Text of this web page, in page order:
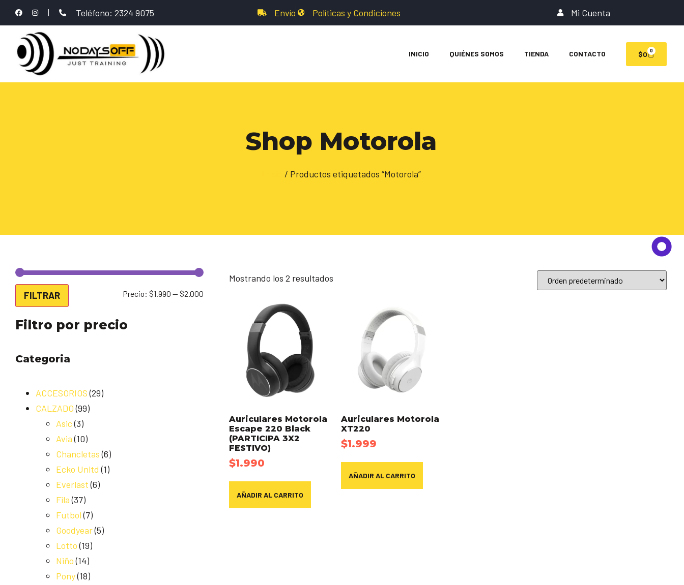
Teléfono: 2324 9075 Envío Políticas y Condiciones Mi Cuenta
INICIO QUIÉNES SOMOS TIENDA CONTACTO $0 0
Shop Motorola
/ Productos etiquetados “Motorola”
FILTRAR Precio: $1.990 —$2.000
Filtro por precio
Categoria
ACCESORIOS (29)
CALZADO (99)
Asic (3)
Avia (10)
Chancletas (6)
Ecko Unltd (1)
Everlast (6)
Fila (37)
Futbol (7)
Goodyear(5)
Lotto (19)
Niño (14)
Pony(18)
Mostrando los 2 resultados
Auriculares Motorola
Escape 220 Black
(PARTICIPA 3X2
FESTIVO)
$1.990
AÑADIR AL CARRITO
Auriculares Motorola
XT220
$1.999
AÑADIR AL CARRITO